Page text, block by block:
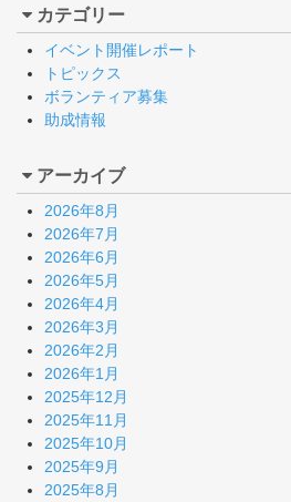
カテゴリー
イベント開催レポート
トピックス
ボランティア募集
助成情報
アーカイブ
2026年8月
2026年7月
2026年6月
2026年5月
2026年4月
2026年3月
2026年2月
2026年1月
2025年12月
2025年11月
2025年10月
2025年9月
2025年8月